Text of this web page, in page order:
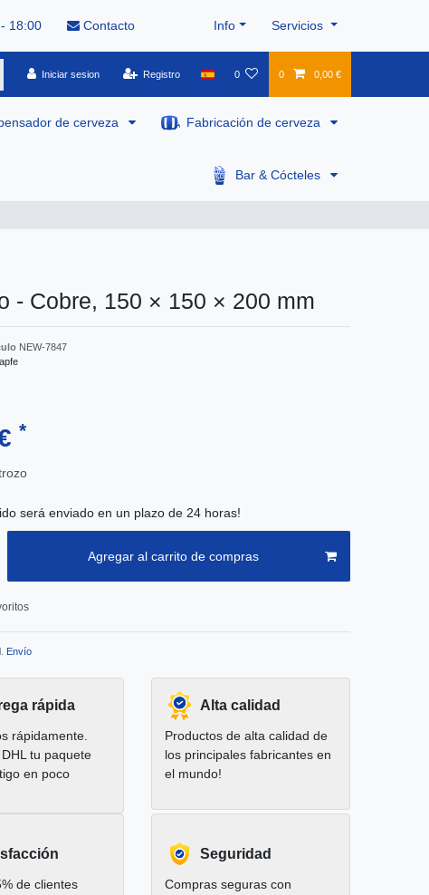
18:00 Contacto Info Servicios
Iniciar sesion Registro 0 0 0,00 €
de cerveza Fabricación de cerveza
Bar & Cócteles
- Cobre, 150 × 150 × 200 mm
NEW-7847
*
será enviado en un plazo de 24 horas!
Agregar al carrito de compras
Envío
rápida
rápidamente.
tu paquete
en poco
Alta calidad
Productos de alta calidad de
los principales fabricantes en
el mundo!
de clientes
Seguridad
Compras seguras con